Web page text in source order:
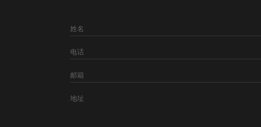
姓名
电话
邮箱
地址